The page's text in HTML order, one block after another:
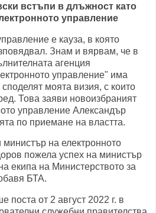
встъпи в длъжност като
управление
е кауза, в която
Знам и вярвам, че в
агенция
управление" има
моята визия, с които
Това заяви новоизбраният
управление Александър
по приемане на властта.
на електронното
пожела успех на министър
екипа на Министерството за
БТА.
поста от 2 август 2022 г. в